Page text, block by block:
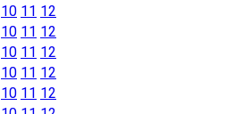
10 11 12
10 11 12
10 11 12
10 11 12
10 11 12